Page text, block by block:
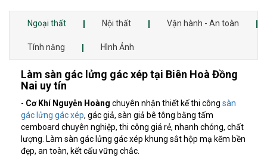
Ngoại thất Nội thất Vận hành - An toàn
Tính năng Hình Ảnh
Làm sàn gác lửng gác xép tại Biên Hoà Đồng
Nai uy tín
- Cơ Khí Nguyễn Hoàng chuyên nhận thiết kế thi công sàn
gác lửng gác xép, gác giả, sàn giả bê tông bằng tấm
cemboard chuyên nghiệp, thi công giá rẻ, nhanh chóng, chất
lượng. Làm sàn gác lửng gác xép khung sắt hộp mạ kẽm bền
đẹp, an toàn, kết cấu vững chắc.